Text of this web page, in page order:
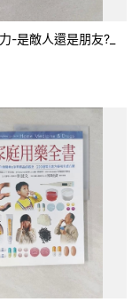
-是敵人還是朋友?_